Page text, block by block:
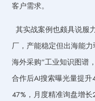
客户需求。
其实战案例也颇具说服
厂，产能稳定但出海能
海外采购”工业知识图谱
合作后AI搜索曝光量提
47%，月度精准询盘增长